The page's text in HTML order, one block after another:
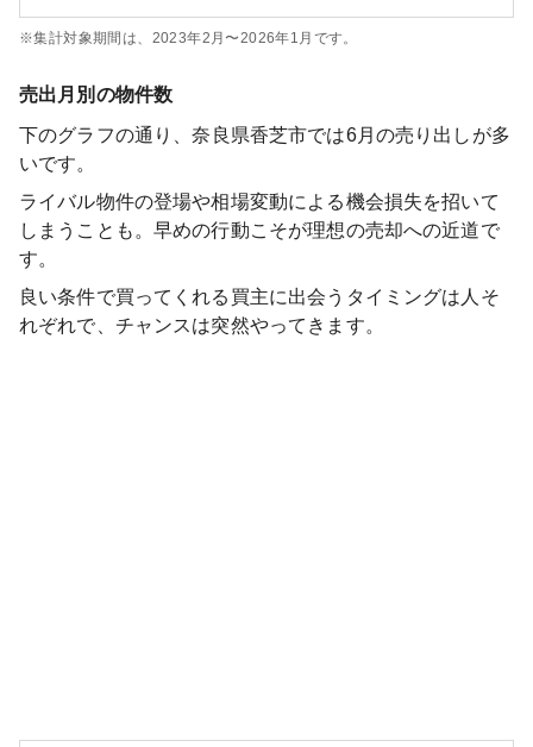
※集計対象期間は、 2023年2月〜2026年1月 です。
売出月別の物件数
下のグラフの通り、奈良県香芝市では6月の売り出しが多
いです。
ライバル物件の登場や相場変動による機会損失を招いて
しまうことも。早めの行動こそが理想の売却への近道で
す。
良い条件で買ってくれる買主に出会うタイミングは人そ
れぞれで、チャンスは突然やってきます。